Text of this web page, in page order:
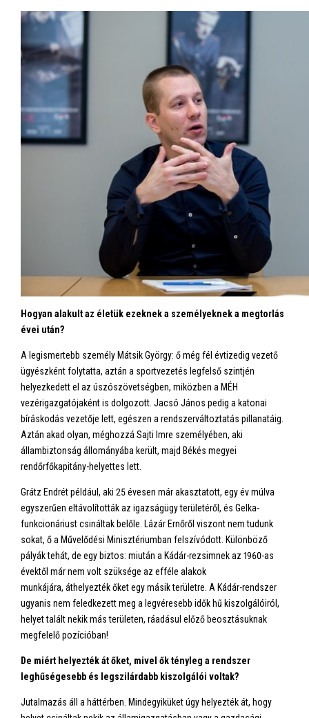
Hogyan alakult az életük ezeknek a személyeknek a megtorlás
évei után?
A legismertebb személy Mátsik György: ő még fél évtizedig vezető
ügyészként folytatta, aztán a sportvezetés legfelső szintjén
helyezkedett el az úszószövetségben, miközben a MÉH
vezérigazgatójaként is dolgozott. Jacsó János pedig a katonai
bíráskodás vezetője lett, egészen a rendszerváltoztatás pillanatáig.
Aztán akad olyan, méghozzá Sajti Imre személyében, aki
állambiztonság állományába került, majd Békés megyei
rendőrfőkapitány-helyettes lett.
Grátz Endrét például, aki 25 évesen már akasztatott, egy év múlva
egyszerűen eltávolították az igazságügy területéről, és Gelka-
funkcionáriust csináltak belőle. Lázár Ernőről viszont nem tudunk
sokat, ő a Művelődési Minisztériumban felszívódott. Különböző
pályák tehát, de egy biztos: miután a Kádár-rezsimnek az 1960-as
évektől már nem volt szüksége az efféle alakok
munkájára, áthelyezték őket egy másik területre. A Kádár-rendszer
ugyanis nem feledkezett meg a legvéresebb idők hű kiszolgálóiról,
helyet talált nekik más területen, ráadásul előző beosztásuknak
megfelelő pozícióban!
De miért helyezték át őket, mivel ők tényleg a rendszer
leghűségesebb és legszilárdabb kiszolgálói voltak?
Jutalmazás áll a háttérben. Mindegyiküket úgy helyezték át, hogy